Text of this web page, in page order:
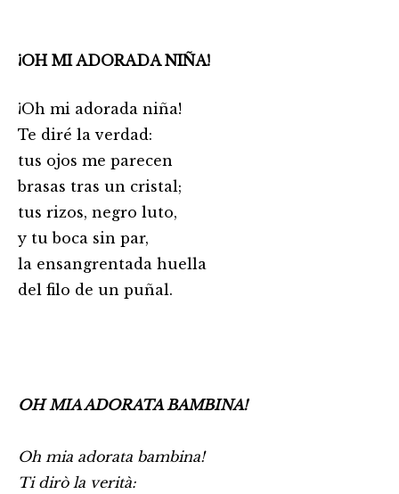
¡OH MI ADORADA NIÑA!
¡Oh mi adorada niña!
Te diré la verdad:
tus ojos me parecen
brasas tras un cristal;
tus rizos, negro luto,
y tu boca sin par,
la ensangrentada huella
del filo de un puñal.
OH MIA ADORATA BAMBINA!
Oh mia adorata bambina!
Ti dirò la verità: